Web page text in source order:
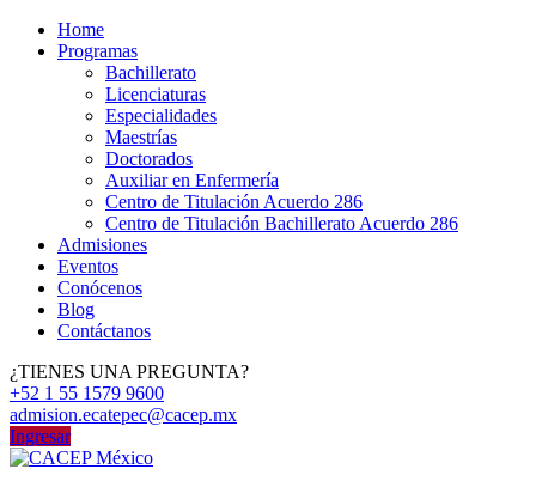
Home
Programas
Bachillerato
Licenciaturas
Especialidades
Maestrías
Doctorados
Auxiliar en Enfermería
Centro de Titulación Acuerdo 286
Centro de Titulación Bachillerato Acuerdo 286
Admisiones
Eventos
Conócenos
Blog
Contáctanos
¿TIENES UNA PREGUNTA?
+52 1 55 1579 9600
admision.ecatepec@cacep.mx
Ingresar